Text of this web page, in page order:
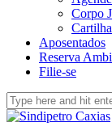
Corpo
Aposentados
Reserva
Filie-se